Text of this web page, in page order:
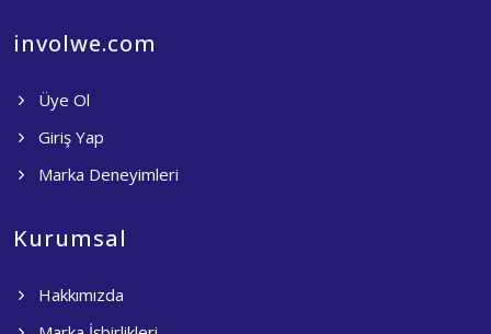
involwe.com
Üye Ol
Giriş Yap
Marka Deneyimleri
Kurumsal
Hakkımızda